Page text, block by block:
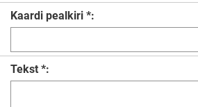
Kaardi pealkiri *:
Tekst *: